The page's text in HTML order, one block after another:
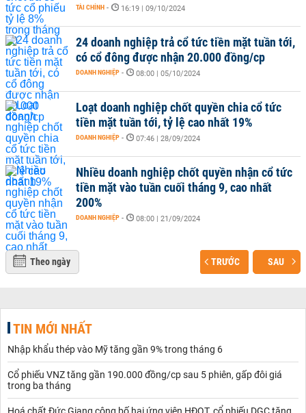
TÀI CHÍNH - 16:19 | 09/10/2024
24 doanh nghiệp trả cổ tức tiền mặt tuần tới,
có cổ đông được nhận 20.000 đồng/cp
DOANH NGHIỆP - 08:00 | 05/10/2024
Loạt doanh nghiệp chốt quyền chia cổ tức
tiền mặt tuần tới, tỷ lệ cao nhất 19%
DOANH NGHIỆP - 07:46 | 28/09/2024
Nhiều doanh nghiệp chốt quyền nhận cổ tức
tiền mặt vào tuần cuối tháng 9, cao nhất
200%
DOANH NGHIỆP - 08:00 | 21/09/2024
Theo ngày TRƯỚC SAU
TIN MỚI NHẤT
Nhập khẩu thép vào Mỹ tăng gần 9% trong tháng 6
Cổ phiếu VNZ tăng gần 190.000 đồng/cp sau 5 phiên, gấp đôi giá
trong ba tháng